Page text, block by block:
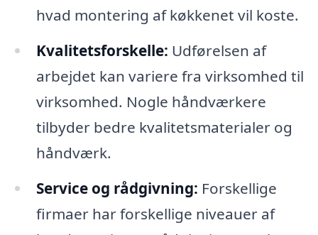
hvad montering af køkkenet vil koste.
Kvalitetsforskelle: Udførelsen af
arbejdet kan variere fra virksomhed til
virksomhed. Nogle håndværkere
tilbyder bedre kvalitetsmaterialer og
håndværk.
Service og rådgivning: Forskellige
firmaer har forskellige niveauer af